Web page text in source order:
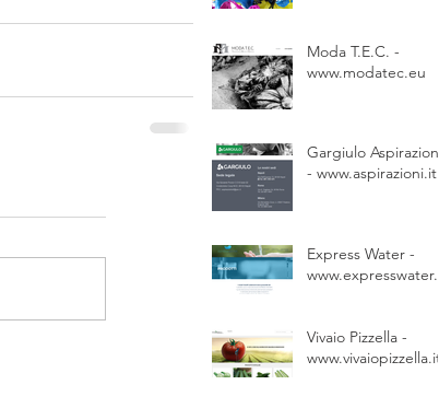
Moda T.E.C. -
www.modatec.eu
Gargiulo Aspirazioni
- www.aspirazioni.it
Express Water -
www.expresswater.it
Vivaio Pizzella -
www.vivaiopizzella.it